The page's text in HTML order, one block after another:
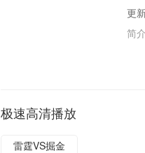
更
简
极速高清播放
雷霆VS掘金